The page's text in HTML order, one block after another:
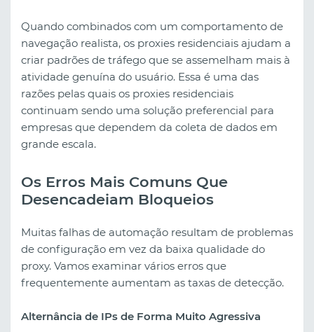
Quando combinados com um comportamento de
navegação realista, os proxies residenciais ajudam a
criar padrões de tráfego que se assemelham mais à
atividade genuína do usuário. Essa é uma das
razões pelas quais os proxies residenciais
continuam sendo uma solução preferencial para
empresas que dependem da coleta de dados em
grande escala.
Os Erros Mais Comuns Que
Desencadeiam Bloqueios
Muitas falhas de automação resultam de problemas
de configuração em vez da baixa qualidade do
proxy. Vamos examinar vários erros que
frequentemente aumentam as taxas de detecção.
Alternância de IPs de Forma Muito Agressiva